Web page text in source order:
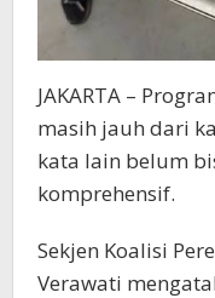
JAKARTA –
masih jauh dari
kata lain belum
komprehensif.
Sekjen Koalisi
Verawati